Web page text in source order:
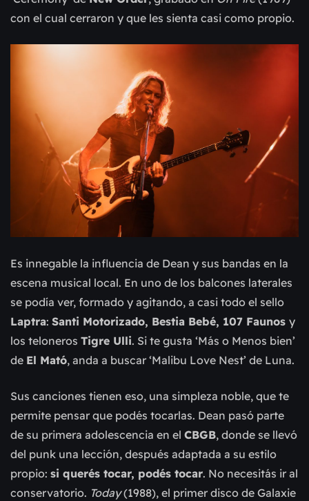
con el cual cerraron y que les sienta casi como propio.
Es innegable la influencia de Dean y sus bandas en la
escena musical local. En uno de los balcones laterales
se podía ver, formado y agitando, a casi todo el sello
Laptra: Santi Motorizado, Bestia Bebé, 107 Faunos y
los teloneros Tigre Ulli. Si te gusta ‘Más o Menos bien’
de El Mató, anda a buscar ‘Malibu Love Nest’ de Luna.
Sus canciones tienen eso, una simpleza noble, que te
permite pensar que podés tocarlas. Dean pasó parte
de su primera adolescencia en el CBGB, donde se llevó
del punk una lección, después adaptada a su estilo
propio: si querés tocar, podés tocar. No necesitás ir al
conservatorio. Today(1988), el primer disco de Galaxie